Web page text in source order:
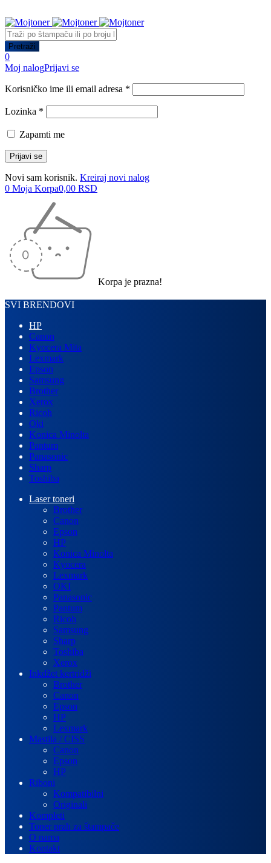
0
Moj nalogPrijavi se
Korisničko ime ili email adresa *
Lozinka *
Zapamti me
Novi sam korisnik. Kreiraj novi nalog
0 Moja Korpa0,00 RSD
Korpa je prazna!
SVI BRENDOVI
HP
Canon
Kyocera Mita
Lexmark
Epson
Samsung
Brother
Xerox
Ricoh
Oki
Konica Minolta
Pantum
Panasonic
Sharp
Toshiba
Laser toneri
Brother
Canon
Epson
HP
Konica Minolta
Kyocera
Lexmark
OKI
Panasonic
Pantum
Ricoh
Samsung
Sharp
Toshiba
Xerox
Inkdžet kertridži
Brother
Canon
Epson
HP
Lexmark
Mastila / CISS
Canon
Epson
HP
Riboni
Kompatibilni
Originali
Kompleti
Toner prah za štampače
O nama
Kontakt